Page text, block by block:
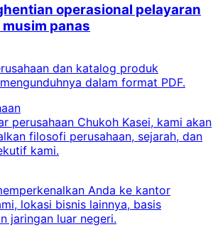
operasional pelayaran
panas
dan katalog produk
dalam format PDF.
perusahaan Chukoh Kasei, kami akan
filosofi perusahaan, sejarah, dan
kami.
Anda ke kantor
lokasi bisnis lainnya, basis
jaringan luar negeri.